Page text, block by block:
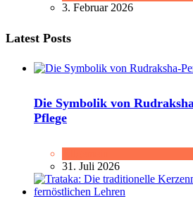
3. Februar 2026
Latest Posts
Die Symbolik von
Pflege
31. Juli 2026